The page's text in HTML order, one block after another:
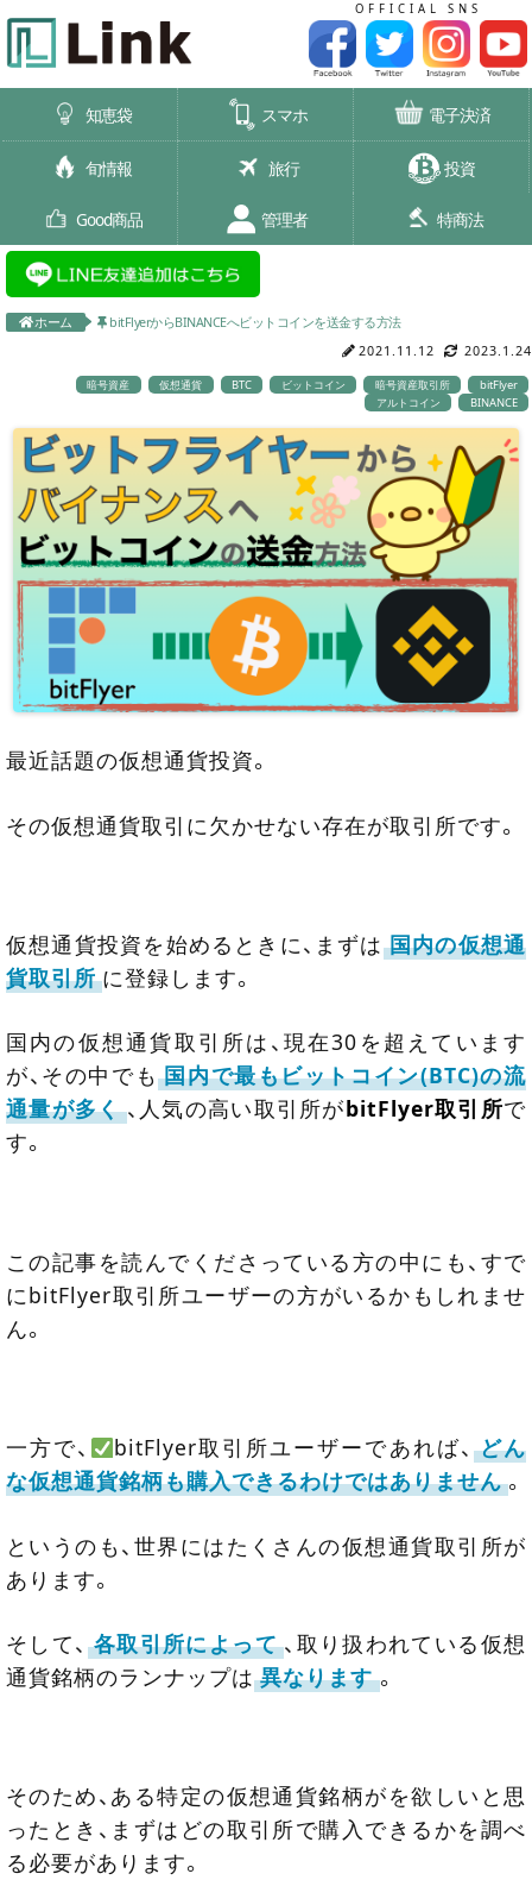
OFFICIAL SNS
知恵袋 スマホ 電子決済
旬情報 旅行 投資
Good商品 管理者 特商法
ホーム
bitFlyerからBINANCEへビットコインを送金する方法
2021.11.12
2023.1.24
bitFlyer
暗号資産取引所
ビットコイン
BTC
仮想通貨
暗号資産
BINANCE
アルトコイン
最近話題の仮想通貨投資。
その仮想通貨取引に欠かせない存在が取引所です。
仮想通貨投資を始めるときに、まずは 国内の仮想通
貨取引所 に登録します。
国内の仮想通貨取引所は、現在30を超えています
が、その中でも 国内で最もビットコイン(BTC)の流
通量が多く 、人気の高い取引所がbitFlyer取引所で
す。
この記事を読んでくださっている方の中にも、すで
にbitFlyer取引所ユーザーの方がいるかもしれませ
ん。
一方で、 bitFlyer取引所ユーザーであれば、 どん
な仮想通貨銘柄も購入できるわけではありません 。
というのも、世界にはたくさんの仮想通貨取引所が
あります。
そして、 各取引所によって 、取り扱われている仮想
通貨銘柄のランナップは 異なります 。
そのため、ある特定の仮想通貨銘柄がを欲しいと思
ったとき、まずはどの取引所で購入できるかを調べ
る必要があります。